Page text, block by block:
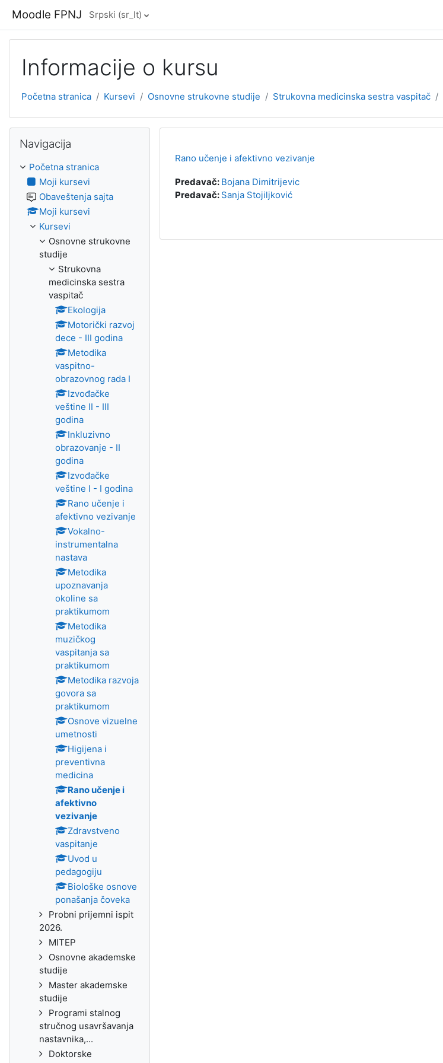
Moodle FPNJ Srpski ‎(sr_lt)‎
Informacije o kursu
Početna stranica Kursevi Osnovne strukovne studije Strukovna medicinska sestra vaspitač
Rano učenje i afektivno vezivanje
Predavač: Bojana Dimitrijevic
Predavač: Sanja Stojiljković
Navigacija
Početna stranica
Moji kursevi
Obaveštenja sajta
Moji kursevi
Kursevi
Osnovne strukovne
studije
Strukovna
medicinska sestra
vaspitač
Ekologija
Motorički razvoj
dece - III godina
Metodika
vaspitno-
obrazovnog rada I
Izvođačke
veštine II - III
godina
Inkluzivno
obrazovanje - II
godina
Izvođačke
veštine I - I godina
Rano učenje i
afektivno vezivanje
Vokalno-
instrumentalna
nastava
Metodika
upoznavanja
okoline sa
praktikumom
Metodika
muzičkog
vaspitanja sa
praktikumom
Metodika razvoja
govora sa
praktikumom
Osnove vizuelne
umetnosti
Higijena i
preventivna
medicina
Rano učenje i
afektivno
vezivanje
Zdravstveno
vaspitanje
Uvod u
pedagogiju
Biološke osnove
ponašanja čoveka
Probni prijemni ispit
2026.
MITEP
Osnovne akademske
studije
Master akademske
studije
Programi stalnog
stručnog usavršavanja
nastavnika,...
Doktorske